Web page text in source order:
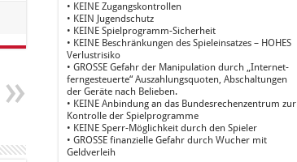
• KEINE Zugangskontrollen
• KEIN Jugendschutz
• KEINE Spielprogramm-Sicherheit
• KEINE Beschränkungen des Spieleinsatzes – HOHES
Verlustrisiko
• GROSSE Gefahr der Manipulation durch „Internet-
ferngesteuerte“ Auszahlungsquoten, Abschaltungen
der Geräte nach Belieben.
• KEINE Anbindung an das Bundesrechenzentrum zur
Kontrolle der Spielprogramme
• KEINE Sperr-Möglichkeit durch den Spieler
• GROSSE finanzielle Gefahr durch Wucher mit
Geldverleih